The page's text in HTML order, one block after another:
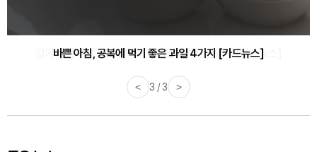
바쁜 아침, 공복에 먹기 좋은 과일 4가지 [카드뉴스]
< 1 / 3 >